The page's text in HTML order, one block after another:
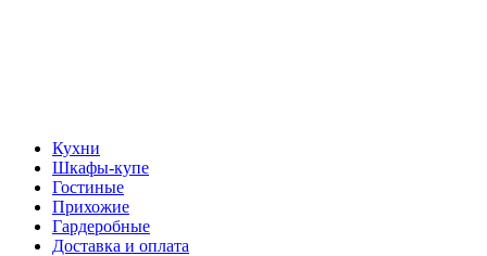
Кухни
Шкафы-купе
Гостиные
Прихожие
Гардеробные
Доставка и оплата